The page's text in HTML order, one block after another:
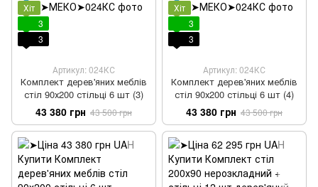
Хіт
3
3
Артикул: 024КС
Комплект дерев'яних меблів
стіл 90х200 стільці 6 шт (3)
43 380 грн 43 500 грн
Хіт
3
3
Артикул: 024КС
Комплект дерев'яних меблів
стіл 90х200 стільці 6 шт (4)
43 380 грн 43 500 грн